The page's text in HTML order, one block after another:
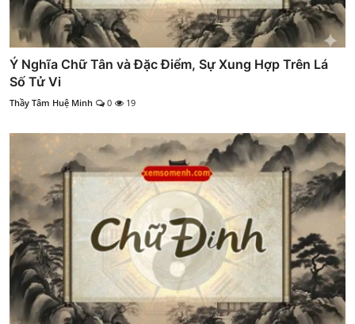
Ý Nghĩa Chữ Tân và Đặc Điểm, Sự Xung Hợp Trên Lá
Số Tử Vi
Thầy Tâm Huệ Minh 0 19